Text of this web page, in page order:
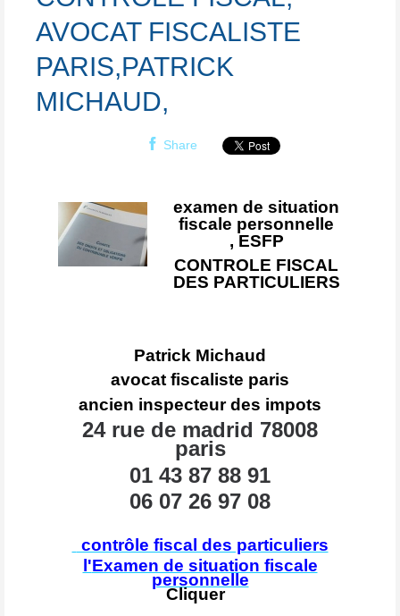
AVOCAT FISCALISTE
PARIS,PATRICK
MICHAUD,
Share
examen de situation
fiscale personnelle
, ESFP
CONTROLE FISCAL
DES PARTICULIERS
Patrick Michaud
avocat fiscaliste paris
ancien inspecteur des impots
24 rue de madrid 78008
paris
01 43 87 88 91
06 07 26 97 08
contrôle fiscal des particuliers
l'Examen de situation fiscale
personnelle
Cliquer